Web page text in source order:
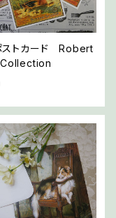
ストカード Robert